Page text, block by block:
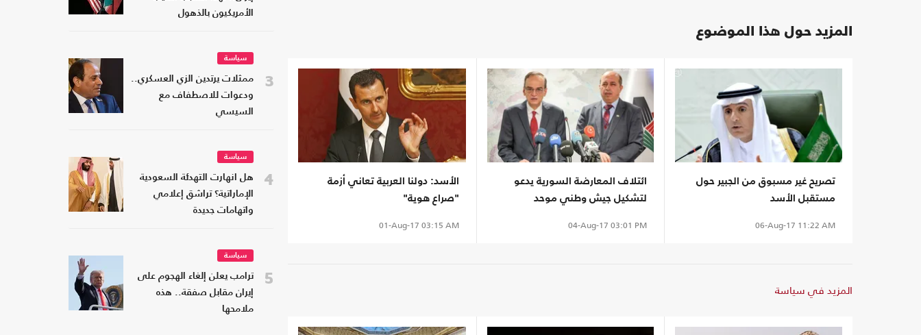
المزيد حول هذا الموضوع
تصريح غير مسبوق من الجبير حول
مستقبل الأسد
06-Aug-17 11:22 AM
ائتلاف المعارضة السورية يدعو
لتشكيل جيش وطني موحد
04-Aug-17 03:01 PM
الأسد: دولنا العربية تعاني أزمة
"صراع هوية"
01-Aug-17 03:15 AM
المزيد في سياسة
الأمريكيون بالذهول
3
سياسة
ممثلات يرتدين الزي العسكري..
ودعوات للاصطفاف مع
السيسي
4
سياسة
هل انهارت التهدئة السعودية
الإماراتية؟ تراشق إعلامي
واتهامات جديدة
5
سياسة
ترامب يعلن إلغاء الهجوم على
إيران مقابل صفقة.. هذه
ملامحها